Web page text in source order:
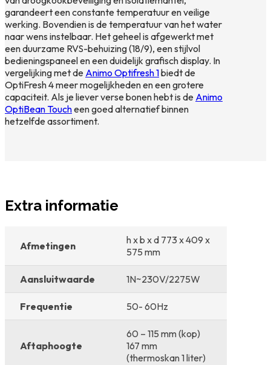
garandeert een constante temperatuur en veilige
werking. Bovendien is de temperatuur van het water
naar wens instelbaar. Het geheel is afgewerkt met
een duurzame RVS-behuizing (18/9), een stijlvol
bedieningspaneel en een duidelijk grafisch display. In
vergelijking met de Animo Optifresh 1biedt de
OptiFresh 4 meer mogelijkheden en een grotere
capaciteit. Als je liever verse bonen hebt is de Animo
OptiBean Toucheen goed alternatief binnen
hetzelfde assortiment.
Extra informatie
Afmetingen
h x b x d 773 x 409 x
575 mm
Aansluitwaarde 1N~230V/2275W
Frequentie 50- 60Hz
Aftaphoogte
60 – 115 mm (kop)
167 mm
(thermoskan 1 liter)